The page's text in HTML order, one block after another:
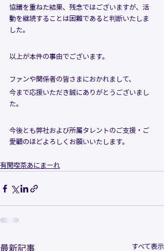
協議を重ねた結果、残念ではございますが、活
動を継続することは困難であると判断いたしま
した。
以上が本件の事由でございます。
ファンや関係者の皆さまにおかれまして、
今まで応援いただき誠にありがとうございまし
た。
今後とも弊社および所属タレントのご支援・ご
愛顧のほどよろしくお願いいたします。
有閑喫茶あにまーれ
最新記事 すべて表示